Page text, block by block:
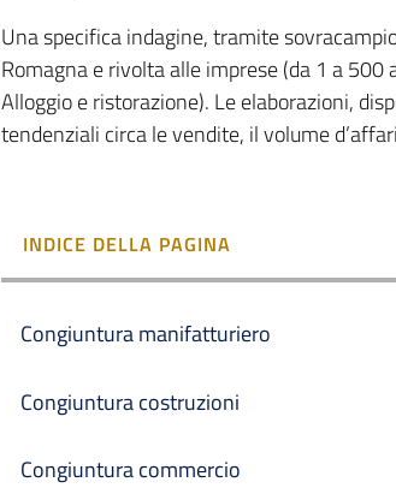
Una specifica indagine, tramite
Romagna e rivolta alle imprese (da 1 a 500
Alloggio e ristorazione). Le elaborazioni,
tendenziali circa le vendite, il volume
INDICE DELLA PAGINA
Congiuntura manifatturiero
Congiuntura costruzioni
Congiuntura commercio